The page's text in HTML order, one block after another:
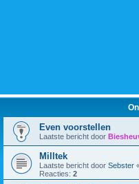
Even voorstellen
Laatste bericht door
Milltek
Laatste bericht door Sebster
Reacties: 2